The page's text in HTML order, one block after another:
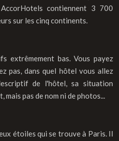
contiennent 3 700
sur les cinq continents.
extrêmement bas. Vous payez
pas, dans quel hôtel vous allez
de l'hôtel, sa situation
mais pas de nom ni de photos...
étoiles qui se trouve à Paris. Il